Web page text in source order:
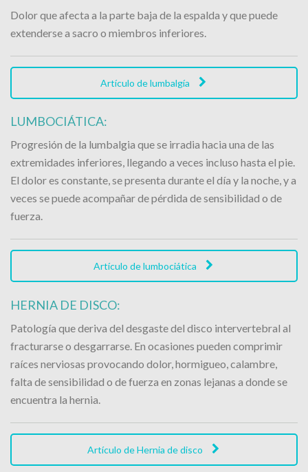
Dolor que afecta a la parte baja de la espalda y que puede
extenderse a sacro o miembros inferiores.
Artículo de lumbalgía
LUMBOCIÁTICA:
Progresión de la lumbalgia que se irradia hacia una de las
extremidades inferiores, llegando a veces incluso hasta el pie.
El dolor es constante, se presenta durante el día y la noche, y a
veces se puede acompañar de pérdida de sensibilidad o de
fuerza.
Artículo de lumbociática
HERNIA DE DISCO:
Patología que deriva del desgaste del disco intervertebral al
fracturarse o desgarrarse. En ocasiones pueden comprimir
raíces nerviosas provocando dolor, hormigueo, calambre,
falta de sensibilidad o de fuerza en zonas lejanas a donde se
encuentra la hernia.
Artículo de Hernia de disco